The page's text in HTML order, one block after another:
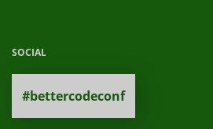
SOCIAL
#bettercodeconf